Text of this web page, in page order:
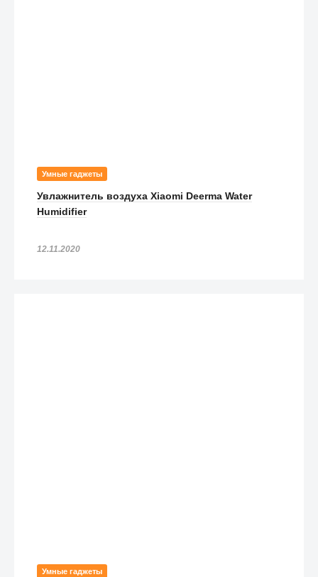
Умные гаджеты
Увлажнитель воздуха Xiaomi Deerma Water
Humidifier
12.11.2020
Умные гаджеты